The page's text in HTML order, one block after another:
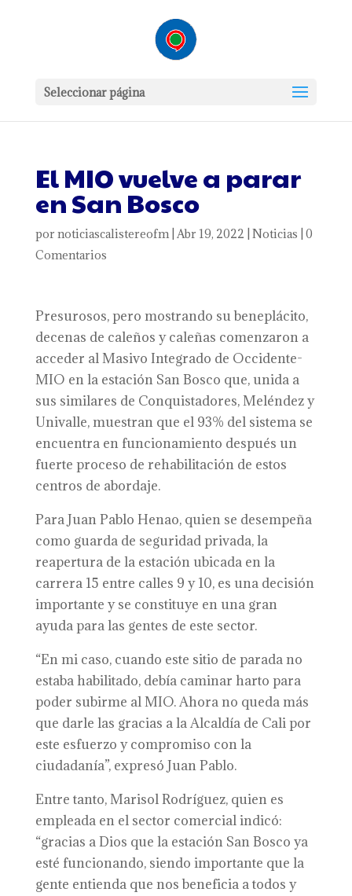
Seleccionar página
El MIO vuelve a parar
en San Bosco
por noticiascalistereofm| Abr 19, 2022 Noticias 0
Comentarios
Presurosos, pero mostrando su beneplácito,
decenas de caleños y caleñas comenzaron a
acceder al Masivo Integrado de Occidente-
MIO en la estación San Bosco que, unida a
sus similares de Conquistadores, Meléndez y
Univalle, muestran que el 93% del sistema se
encuentra en funcionamiento después un
fuerte proceso de rehabilitación de estos
centros de abordaje.
Para Juan Pablo Henao, quien se desempeña
como guarda de seguridad privada, la
reapertura de la estación ubicada en la
carrera 15 entre calles 9 y 10, es una decisión
importante y se constituye en una gran
ayuda para las gentes de este sector.
“En mi caso, cuando este sitio de parada no
estaba habilitado, debía caminar harto para
poder subirme al MIO. Ahora no queda más
que darle las gracias a la Alcaldía de Cali por
este esfuerzo y compromiso con la
ciudadanía”, expresó Juan Pablo.
Entre tanto, Marisol Rodríguez, quien es
empleada en el sector comercial indicó:
“gracias a Dios que la estación San Bosco ya
esté funcionando, siendo importante que la
gente entienda que nos beneficia a todos y